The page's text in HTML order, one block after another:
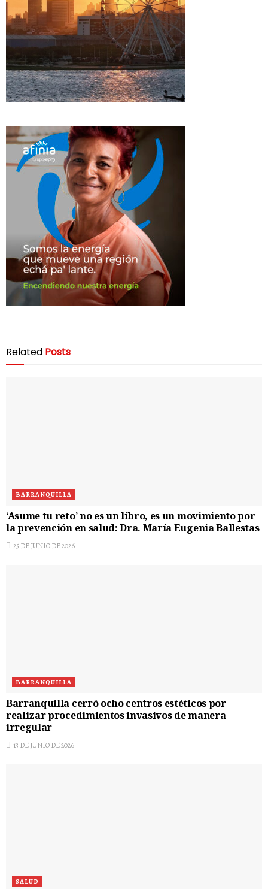
Related Posts
BARRANQUILLA
‘Asume tu reto’ no es un libro, es un movimiento por
la prevención en salud: Dra. María Eugenia Ballestas
25 DE JUNIO DE 2026
BARRANQUILLA
Barranquilla cerró ocho centros estéticos por
realizar procedimientos invasivos de manera
irregular
13 DE JUNIO DE 2026
SALUD